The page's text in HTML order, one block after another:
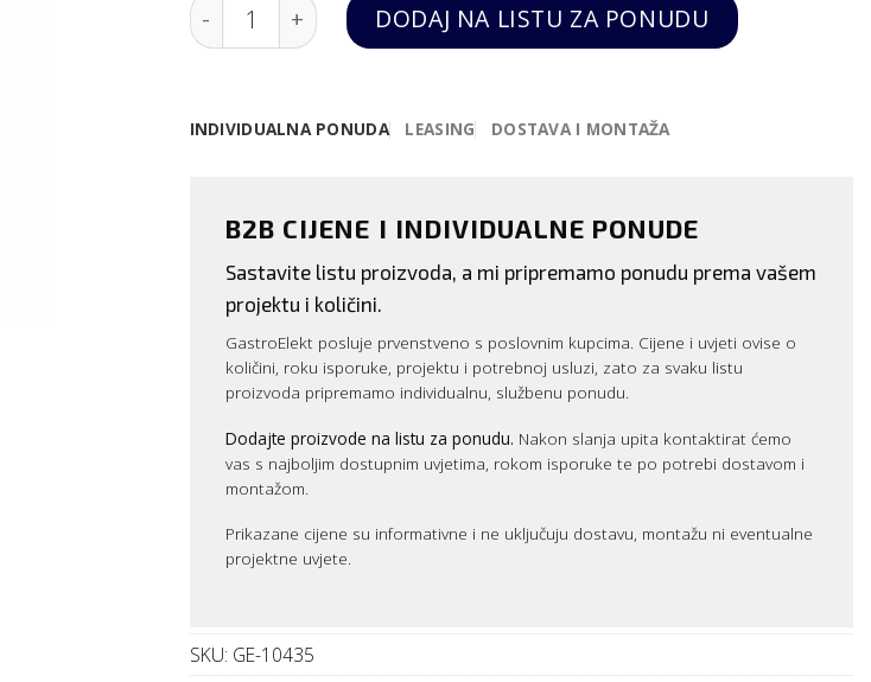
Postolje za peć Quick 4 pizze crno, Alfa Forni quantity
DODAJ NA LISTU ZA PONUDU
INDIVIDUALNA PONUDA LEASING DOSTAVA I MONTAŽA
B2B CIJENE I INDIVIDUALNE PONUDE
Sastavite listu proizvoda, a mi pripremamo ponudu prema vašem
projektu i količini.
GastroElekt posluje prvenstveno s poslovnim kupcima. Cijene i uvjeti ovise o
količini, roku isporuke, projektu i potrebnoj usluzi, zato za svaku listu
proizvoda pripremamo individualnu, službenu ponudu.
Dodajte proizvode na listu za ponudu. Nakon slanja upita kontaktirat ćemo
vas s najboljim dostupnim uvjetima, rokom isporuke te po potrebi dostavom i
montažom.
Prikazane cijene su informativne i ne uključuju dostavu, montažu ni eventualne
projektne uvjete.
SKU: GE-10435